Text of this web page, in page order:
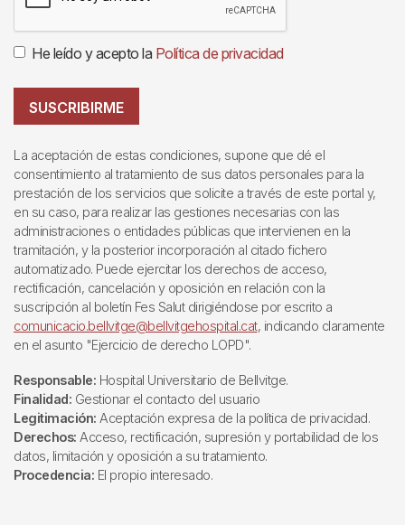
He leído y acepto la Política de privacidad
SUSCRIBIRME
La aceptación de estas condiciones, supone que dé el
consentimiento al tratamiento de sus datos personales para la
prestación de los servicios que solicite a través de este portal y,
en su caso, para realizar las gestiones necesarias con las
administraciones o entidades públicas que intervienen en la
tramitación, y la posterior incorporación al citado fichero
automatizado. Puede ejercitar los derechos de acceso,
rectificación, cancelación y oposición en relación con la
suscripción al boletín Fes Salut dirigiéndose por escrito a
comunicacio.bellvitge@bellvitgehospital.cat, indicando claramente
en el asunto "Ejercicio de derecho LOPD".
Responsable: Hospital Universitario de Bellvitge.
Finalidad: Gestionar el contacto del usuario
Legitimación: Aceptación expresa de la política de privacidad.
Derechos: Acceso, rectificación, supresión y portabilidad de los
datos, limitación y oposición a su tratamiento.
Procedencia: El propio interesado.